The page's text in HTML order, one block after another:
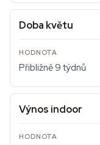
Doba květu
Přibližně 9 týdnů
Výnos indoor